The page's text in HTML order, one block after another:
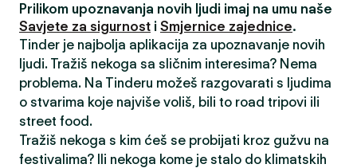
Prilikom upoznavanja novih ljudi imaj na umu naše
Savjete za sigurnost i Smjernice zajednice.
Tinder je najbolja aplikacija za upoznavanje novih
ljudi. Tražiš nekoga sa sličnim interesima? Nema
problema. Na Tinderu možeš razgovarati s ljudima
o stvarima koje najviše voliš, bili to road tripovi ili
street food.
Tražiš nekoga s kim ćeš se probijati kroz gužvu na
festivalima? Ili nekoga kome je stalo do klimatskih